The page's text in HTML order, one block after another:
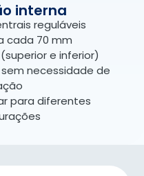
interna
reguláveis
cada 70 mm
e inferior)
necessidade de
para diferentes